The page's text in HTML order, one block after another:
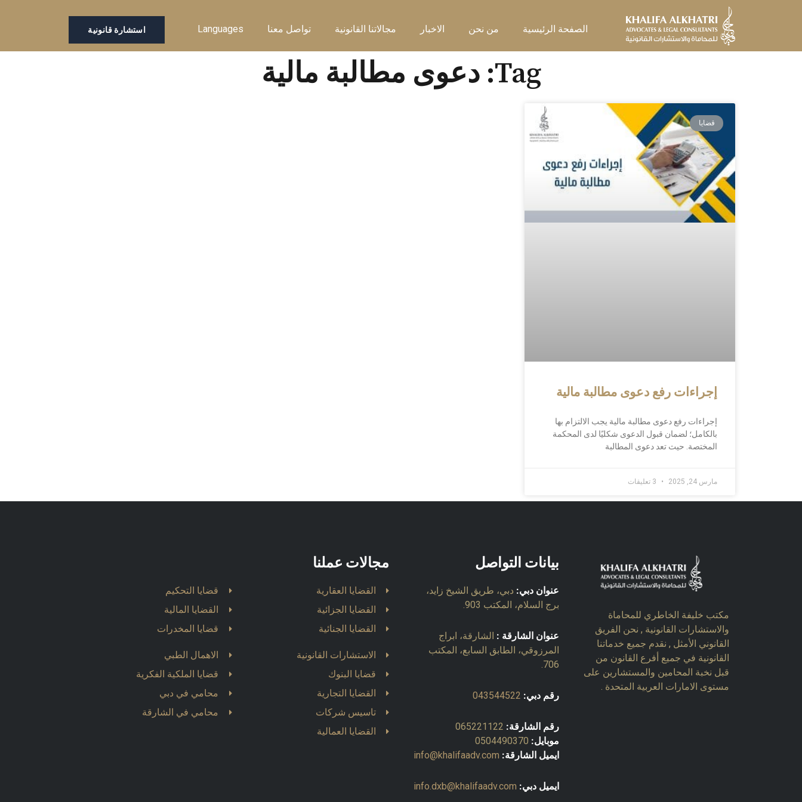
الصفحة الرئيسية من نحن الاخبار مجالاتنا القانونية تواصل معنا Languages استشارة قانونية
Tag: دعوى مطالبة مالية
قضايا
إجراءات رفع دعوى مطالبة مالية
إجراءات رفع دعوى مطالبة مالية يجب الالتزام بها
بالكامل؛ لضمان قبول الدعوى شكليًا لدى المحكمة
المختصة. حيث تعد دعوى المطالبة
مارس 24, 2025
مكتب خليفة الخاطري للمحاماة
والاستشارات القانونية , نحن الفريق
القانوني الأمثل , نقدم جميع خدماتنا
القانونية في جميع أفرع القانون من
قبل نخبة المحامين والمستشارين على
مستوى الامارات العربية المتحدة .
بيانات التواصل
عنوان دبي: دبي، طريق الشيخ زايد،
برج السلام، المكتب 903.
عنوان الشارقة : الشارقة، ابراج
المرزوقي، الطابق السابع، المكتب
706.
رقم دبي: 043544522
رقم الشارقة: 065221122
موبايل: 0504490370
ايميل الشارقة: info@khalifaadv.com
ايميل دبي: info.dxb@khalifaadv.com
مجالات عملنا
القضايا العقارية
القضايا الجزائية
القضايا الجنائية
الاستشارات القانونية
قضايا البنوك
القضايا التجارية
تاسيس شركات
القضايا العمالية
قضايا التحكيم
القضايا المالية
قضايا المخدرات
الاهمال الطبي
قضايا الملكية الفكرية
محامي في دبي
محامي في الشارقة